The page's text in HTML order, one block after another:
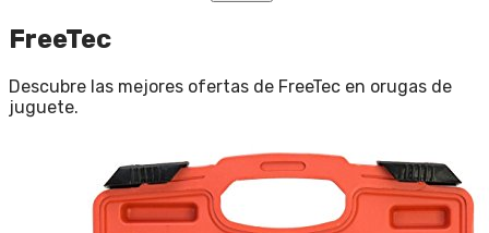
FreeTec
Descubre las mejores ofertas de FreeTec en orugas de
juguete.